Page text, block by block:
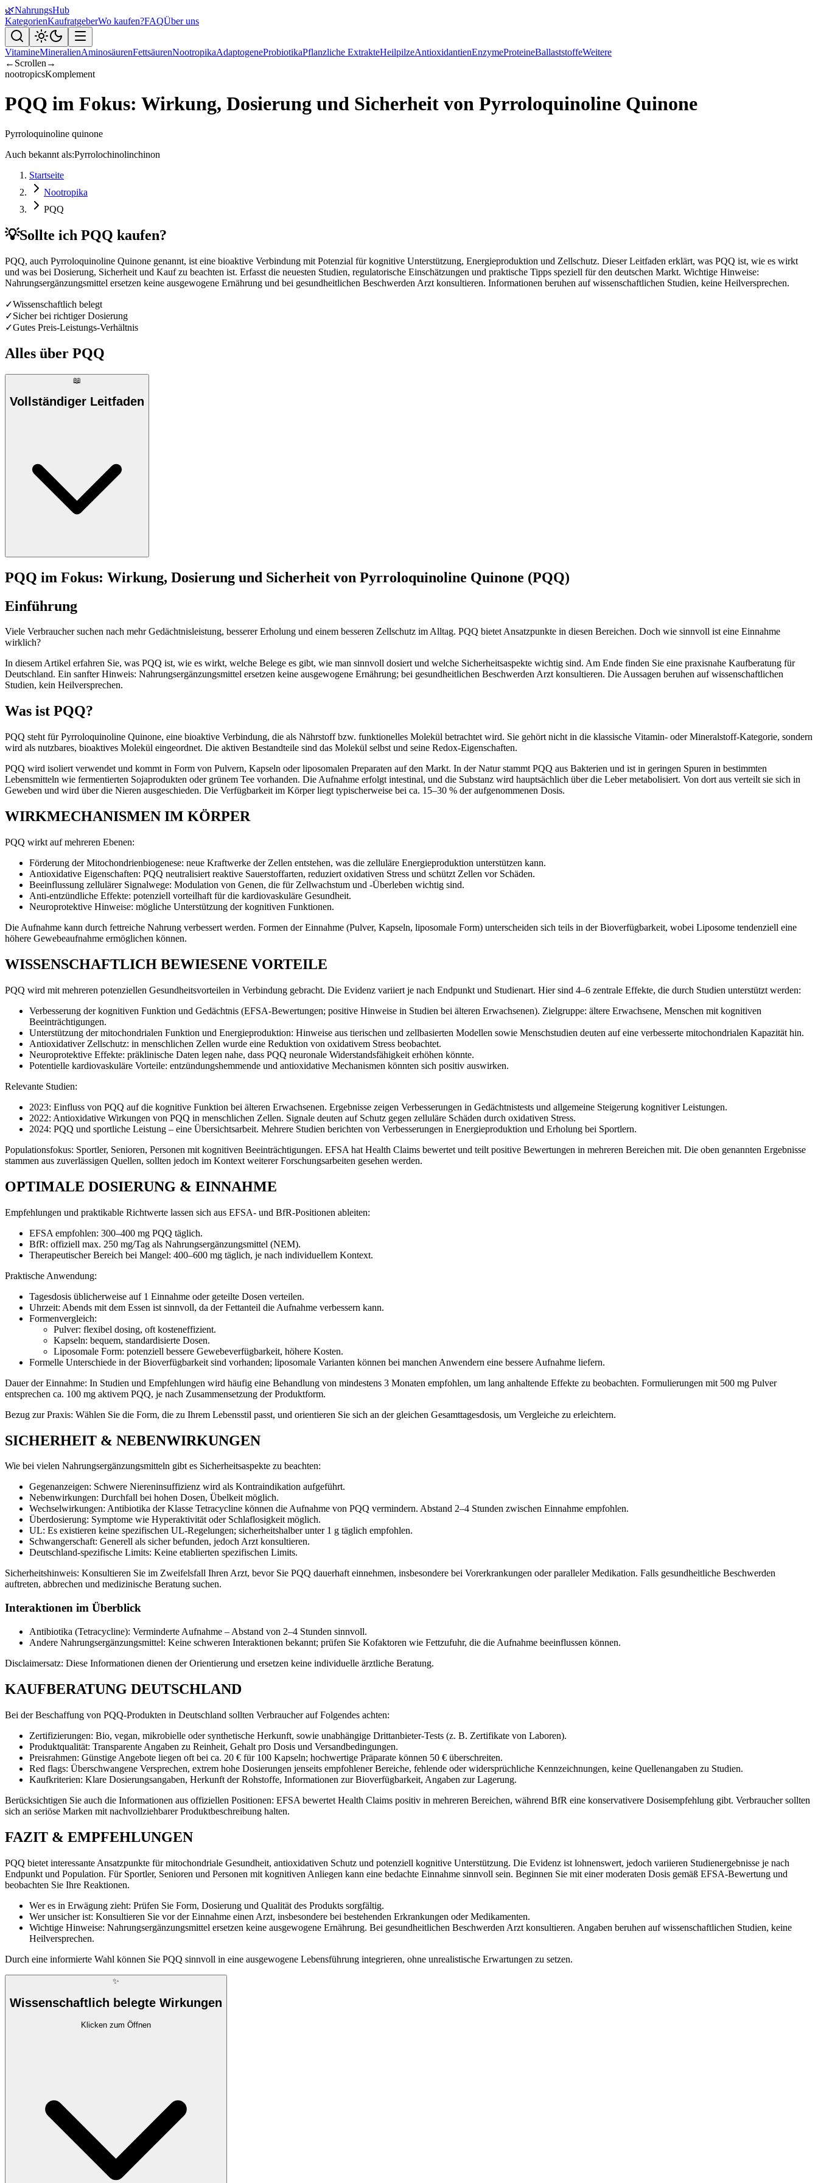
🌿NahrungsHub
KategorienKaufratgeberWo kaufen?FAQÜber uns
VitamineMineralienAminosäurenFettsäurenNootropikaAdaptogeneProbiotikaPflanzliche ExtrakteHeilpilzeAntioxidantienEnzymeProteineBallaststoffeWeitere
← Scrollen →
nootropicsKomplement
PQQ im Fokus: Wirkung, Dosierung und Sicherheit von Pyrroloquinoline Quinone
Pyrroloquinoline quinone
Auch bekannt als:Pyrrolochinolinchinon
Startseite
Nootropika
PQQ
💡Sollte ich PQQ kaufen?
PQQ, auch Pyrroloquinoline Quinone genannt, ist eine bioaktive Verbindung mit Potenzial für kognitive Unterstützung, Energieproduktion und Zellschutz. Dieser Leitfaden erklärt, was PQQ ist, wie es wirkt
und was bei Dosierung, Sicherheit und Kauf zu beachten ist. Erfasst die neuesten Studien, regulatorische Einschätzungen und praktische Tipps speziell für den deutschen Markt. Wichtige Hinweise:
Nahrungsergänzungsmittel ersetzen keine ausgewogene Ernährung und bei gesundheitlichen Beschwerden Arzt konsultieren. Informationen beruhen auf wissenschaftlichen Studien, keine Heilversprechen.
✓Wissenschaftlich belegt
✓Sicher bei richtiger Dosierung
✓Gutes Preis-Leistungs-Verhältnis
Alles über PQQ
📖
Vollständiger Leitfaden
PQQ im Fokus: Wirkung, Dosierung und Sicherheit von Pyrroloquinoline Quinone (PQQ)
Einführung
Viele Verbraucher suchen nach mehr Gedächtnisleistung, besserer Erholung und einem besseren Zellschutz im Alltag. PQQ bietet Ansatzpunkte in diesen Bereichen. Doch wie sinnvoll ist eine Einnahme
wirklich?
In diesem Artikel erfahren Sie, was PQQ ist, wie es wirkt, welche Belege es gibt, wie man sinnvoll dosiert und welche Sicherheitsaspekte wichtig sind. Am Ende finden Sie eine praxisnahe Kaufberatung für
Deutschland. Ein sanfter Hinweis: Nahrungsergänzungsmittel ersetzen keine ausgewogene Ernährung; bei gesundheitlichen Beschwerden Arzt konsultieren. Die Aussagen beruhen auf wissenschaftlichen
Studien, kein Heilversprechen.
Was ist PQQ?
PQQ steht für Pyrroloquinoline Quinone, eine bioaktive Verbindung, die als Nährstoff bzw. funktionelles Molekül betrachtet wird. Sie gehört nicht in die klassische Vitamin- oder Mineralstoff-Kategorie, sondern
wird als nutzbares, bioaktives Molekül eingeordnet. Die aktiven Bestandteile sind das Molekül selbst und seine Redox-Eigenschaften.
PQQ wird isoliert verwendet und kommt in Form von Pulvern, Kapseln oder liposomalen Preparaten auf den Markt. In der Natur stammt PQQ aus Bakterien und ist in geringen Spuren in bestimmten
Lebensmitteln wie fermentierten Sojaprodukten oder grünem Tee vorhanden. Die Aufnahme erfolgt intestinal, und die Substanz wird hauptsächlich über die Leber metabolisiert. Von dort aus verteilt sie sich in
Geweben und wird über die Nieren ausgeschieden. Die Verfügbarkeit im Körper liegt typischerweise bei ca. 15–30 % der aufgenommenen Dosis.
WIRKMECHANISMEN IM KÖRPER
PQQ wirkt auf mehreren Ebenen:
Förderung der Mitochondrienbiogenese: neue Kraftwerke der Zellen entstehen, was die zelluläre Energieproduktion unterstützen kann.
Antioxidative Eigenschaften: PQQ neutralisiert reaktive Sauerstoffarten, reduziert oxidativen Stress und schützt Zellen vor Schäden.
Beeinflussung zellulärer Signalwege: Modulation von Genen, die für Zellwachstum und -Überleben wichtig sind.
Anti-entzündliche Effekte: potenziell vorteilhaft für die kardiovaskuläre Gesundheit.
Neuroprotektive Hinweise: mögliche Unterstützung der kognitiven Funktionen.
Die Aufnahme kann durch fettreiche Nahrung verbessert werden. Formen der Einnahme (Pulver, Kapseln, liposomale Form) unterscheiden sich teils in der Bioverfügbarkeit, wobei Liposome tendenziell eine
höhere Gewebeaufnahme ermöglichen können.
WISSENSCHAFTLICH BEWIESENE VORTEILE
PQQ wird mit mehreren potenziellen Gesundheitsvorteilen in Verbindung gebracht. Die Evidenz variiert je nach Endpunkt und Studienart. Hier sind 4–6 zentrale Effekte, die durch Studien unterstützt werden:
Verbesserung der kognitiven Funktion und Gedächtnis (EFSA-Bewertungen; positive Hinweise in Studien bei älteren Erwachsenen). Zielgruppe: ältere Erwachsene, Menschen mit kognitiven
Beeinträchtigungen.
Unterstützung der mitochondrialen Funktion und Energieproduktion: Hinweise aus tierischen und zellbasierten Modellen sowie Menschstudien deuten auf eine verbesserte mitochondrialen Kapazität hin.
Antioxidativer Zellschutz: in menschlichen Zellen wurde eine Reduktion von oxidativem Stress beobachtet.
Neuroprotektive Effekte: präklinische Daten legen nahe, dass PQQ neuronale Widerstandsfähigkeit erhöhen könnte.
Potentielle kardiovaskuläre Vorteile: entzündungshemmende und antioxidative Mechanismen könnten sich positiv auswirken.
Relevante Studien:
2023: Einfluss von PQQ auf die kognitive Funktion bei älteren Erwachsenen. Ergebnisse zeigen Verbesserungen in Gedächtnistests und allgemeine Steigerung kognitiver Leistungen.
2022: Antioxidative Wirkungen von PQQ in menschlichen Zellen. Signale deuten auf Schutz gegen zelluläre Schäden durch oxidativen Stress.
2024: PQQ und sportliche Leistung – eine Übersichtsarbeit. Mehrere Studien berichten von Verbesserungen in Energieproduktion und Erholung bei Sportlern.
Populationsfokus: Sportler, Senioren, Personen mit kognitiven Beeinträchtigungen. EFSA hat Health Claims bewertet und teilt positive Bewertungen in mehreren Bereichen mit. Die oben genannten Ergebnisse
stammen aus zuverlässigen Quellen, sollten jedoch im Kontext weiterer Forschungsarbeiten gesehen werden.
OPTIMALE DOSIERUNG & EINNAHME
Empfehlungen und praktikable Richtwerte lassen sich aus EFSA- und BfR-Positionen ableiten:
EFSA empfohlen: 300–400 mg PQQ täglich.
BfR: offiziell max. 250 mg/Tag als Nahrungsergänzungsmittel (NEM).
Therapeutischer Bereich bei Mangel: 400–600 mg täglich, je nach individuellem Kontext.
Praktische Anwendung:
Tagesdosis üblicherweise auf 1 Einnahme oder geteilte Dosen verteilen.
Uhrzeit: Abends mit dem Essen ist sinnvoll, da der Fettanteil die Aufnahme verbessern kann.
Formenvergleich:
Pulver: flexibel dosing, oft kosteneffizient.
Kapseln: bequem, standardisierte Dosen.
Liposomale Form: potenziell bessere Gewebeverfügbarkeit, höhere Kosten.
Formelle Unterschiede in der Bioverfügbarkeit sind vorhanden; liposomale Varianten können bei manchen Anwendern eine bessere Aufnahme liefern.
Dauer der Einnahme: In Studien und Empfehlungen wird häufig eine Behandlung von mindestens 3 Monaten empfohlen, um lang anhaltende Effekte zu beobachten. Formulierungen mit 500 mg Pulver
entsprechen ca. 100 mg aktivem PQQ, je nach Zusammensetzung der Produktform.
Bezug zur Praxis: Wählen Sie die Form, die zu Ihrem Lebensstil passt, und orientieren Sie sich an der gleichen Gesamttagesdosis, um Vergleiche zu erleichtern.
SICHERHEIT & NEBENWIRKUNGEN
Wie bei vielen Nahrungsergänzungsmitteln gibt es Sicherheitsaspekte zu beachten:
Gegenanzeigen: Schwere Niereninsuffizienz wird als Kontraindikation aufgeführt.
Nebenwirkungen: Durchfall bei hohen Dosen, Übelkeit möglich.
Wechselwirkungen: Antibiotika der Klasse Tetracycline können die Aufnahme von PQQ vermindern. Abstand 2–4 Stunden zwischen Einnahme empfohlen.
Überdosierung: Symptome wie Hyperaktivität oder Schlaflosigkeit möglich.
UL: Es existieren keine spezifischen UL-Regelungen; sicherheitshalber unter 1 g täglich empfohlen.
Schwangerschaft: Generell als sicher befunden, jedoch Arzt konsultieren.
Deutschland-spezifische Limits: Keine etablierten spezifischen Limits.
Sicherheitshinweis: Konsultieren Sie im Zweifelsfall Ihren Arzt, bevor Sie PQQ dauerhaft einnehmen, insbesondere bei Vorerkrankungen oder paralleler Medikation. Falls gesundheitliche Beschwerden
auftreten, abbrechen und medizinische Beratung suchen.
Interaktionen im Überblick
Antibiotika (Tetracycline): Verminderte Aufnahme – Abstand von 2–4 Stunden sinnvoll.
Andere Nahrungsergänzungsmittel: Keine schweren Interaktionen bekannt; prüfen Sie Kofaktoren wie Fettzufuhr, die die Aufnahme beeinflussen können.
Disclaimersatz: Diese Informationen dienen der Orientierung und ersetzen keine individuelle ärztliche Beratung.
KAUFBERATUNG DEUTSCHLAND
Bei der Beschaffung von PQQ-Produkten in Deutschland sollten Verbraucher auf Folgendes achten:
Zertifizierungen: Bio, vegan, mikrobielle oder synthetische Herkunft, sowie unabhängige Drittanbieter-Tests (z. B. Zertifikate von Laboren).
Produktqualität: Transparente Angaben zu Reinheit, Gehalt pro Dosis und Versandbedingungen.
Preisrahmen: Günstige Angebote liegen oft bei ca. 20 € für 100 Kapseln; hochwertige Präparate können 50 € überschreiten.
Red flags: Überschwangene Versprechen, extrem hohe Dosierungen jenseits empfohlener Bereiche, fehlende oder widersprüchliche Kennzeichnungen, keine Quellenangaben zu Studien.
Kaufkriterien: Klare Dosierungsangaben, Herkunft der Rohstoffe, Informationen zur Bioverfügbarkeit, Angaben zur Lagerung.
Berücksichtigen Sie auch die Informationen aus offiziellen Positionen: EFSA bewertet Health Claims positiv in mehreren Bereichen, während BfR eine konservativere Dosisempfehlung gibt. Verbraucher sollten
sich an seriöse Marken mit nachvollziehbarer Produktbeschreibung halten.
FAZIT & EMPFEHLUNGEN
PQQ bietet interessante Ansatzpunkte für mitochondriale Gesundheit, antioxidativen Schutz und potenziell kognitive Unterstützung. Die Evidenz ist lohnenswert, jedoch variieren Studienergebnisse je nach
Endpunkt und Population. Für Sportler, Senioren und Personen mit kognitiven Anliegen kann eine bedachte Einnahme sinnvoll sein. Beginnen Sie mit einer moderaten Dosis gemäß EFSA-Bewertung und
beobachten Sie Ihre Reaktionen.
Wer es in Erwägung zieht: Prüfen Sie Form, Dosierung und Qualität des Produkts sorgfältig.
Wer unsicher ist: Konsultieren Sie vor der Einnahme einen Arzt, insbesondere bei bestehenden Erkrankungen oder Medikamenten.
Wichtige Hinweise: Nahrungsergänzungsmittel ersetzen keine ausgewogene Ernährung. Bei gesundheitlichen Beschwerden Arzt konsultieren. Angaben beruhen auf wissenschaftlichen Studien, keine
Heilversprechen.
Durch eine informierte Wahl können Sie PQQ sinnvoll in eine ausgewogene Lebensführung integrieren, ohne unrealistische Erwartungen zu setzen.
✨
Wissenschaftlich belegte Wirkungen
Klicken zum Öffnen